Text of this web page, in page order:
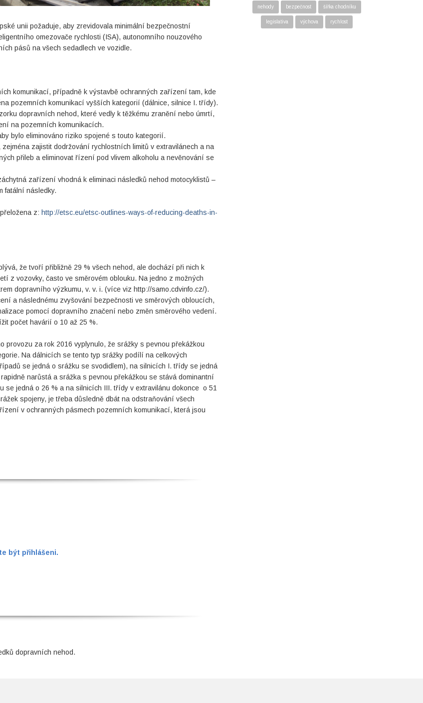
unii požaduje, aby zrevidovala minimální bezpečnostní
omezovače rychlosti (ISA), autonomního nouzového
pásů na všech sedadlech ve vozidle.
komunikací, případně k výstavbě ochranných zařízení tam, kde
pozemních komunikací vyšších kategorií (dálnice, silnice I. třídy).
dopravních nehod, které vedly k těžkému zranění nebo úmrtí,
na pozemních komunikacích.
bylo eliminováno riziko spojené s touto kategorií.
zajistit dodržování rychlostních limitů v extravilánech a na
přileb a eliminovat řízení pod vlivem alkoholu a nevěnování se
zařízení vhodná k eliminaci následků nehod motocyklistů –
fatální následky.
z: http://etsc.eu/etsc-outlines-ways-of-reducing-deaths-in-
že tvoří přibližně 29 % všech nehod, ale dochází při nich k
z vozovky, často ve směrovém oblouku. Na jedno z možných
dopravního výzkumu, v. v. i. (více viz http://samo.cdvinfo.cz/).
a následnému zvyšování bezpečnosti ve směrových obloucích,
pomocí dopravního značení nebo změn směrového vedení.
počet havárií o 10 až 25 %.
za rok 2016 vyplynulo, že srážky s pevnou překážkou
Na dálnicích se tento typ srážky podílí na celkových
se jedná o srážku se svodidlem), na silnicích I. třídy se jedná
narůstá a srážka s pevnou překážkou se stává dominantní
jedná o 26 % a na silnicích III. třídy v extravilánu dokonce o 51
spojeny, je třeba důsledně dbát na odstraňování všech
v ochranných pásmech pozemních komunikací, která jsou
být přihlášeni.
dopravních nehod.
nehody bezpečnost šířka chodníku
legislativa výchova rychlost